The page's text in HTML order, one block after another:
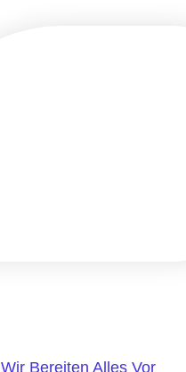
Wir Bereiten Alles Vor